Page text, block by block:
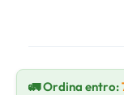
🚛 Ordina entro: